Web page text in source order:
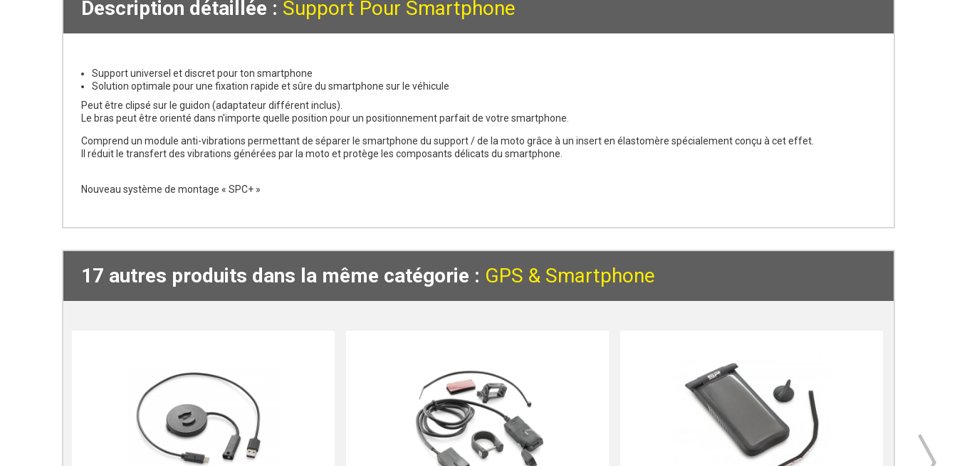
Description détaillée : Support Pour Smartphone
Support universel et discret pour ton smartphone
Solution optimale pour une fixation rapide et sûre du smartphone sur le véhicule
Peut être clipsé sur le guidon (adaptateur différent inclus).
Le bras peut être orienté dans n'importe quelle position pour un positionnement parfait de votre smartphone.
Comprend un module anti-vibrations permettant de séparer le smartphone du support / de la moto grâce à un insert en élastomère spécialement conçu à cet effet.
Il réduit le transfert des vibrations générées par la moto et protège les composants délicats du smartphone.
Nouveau système de montage « SPC+ »
17 autres produits dans la même catégorie : GPS & Smartphone